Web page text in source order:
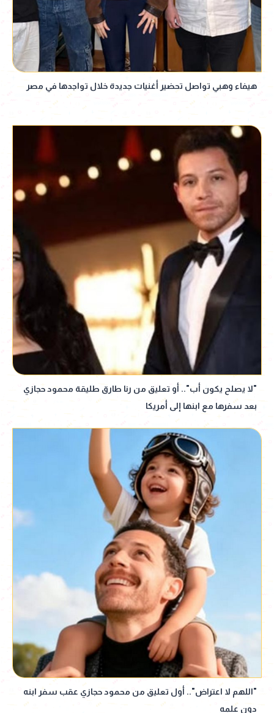
هيفاء وهبي تواصل تحضير أغنيات جديدة خلال تواجدها في مصر
"لا يصلح يكون أب".. أو تعليق من رنا طارق طليقة محمود حجازي
بعد سفرها مع ابنها إلى أمريكا
"اللهم لا اعتراض".. أول تعليق من محمود حجازي عقب سفر ابنه
دون علمه